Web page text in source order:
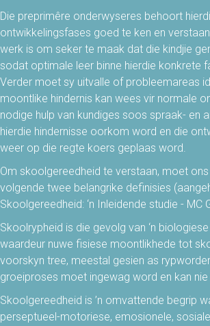
Die preprimêre onderwyseres behoort
ontwikkelingsfases goed te ken en
werk is om seker te maak dat die kindjie
sodat optimale leer binne hierdie konkrete
Verder moet sy uitvalle of probleemareas
moontlike hindernis kan wees vir normale
nodige hulp van kundiges soos spraak- en
hierdie hindernisse oorkom word en die
weer op die regte koers geplaas word.
Om skoolgereedheid te verstaan, moet
volgende twee belangrike definisies
Skoolgereedheid: ‘n Inleidende studie - MC
Skoolrypheid is die gevolg van ‘n
waardeur nuwe fisiese moontlikhede tot
voorskyn tree, meestal gesien as
groeiproses moet ingewag word en kan
Skoolgereedheid is ’n omvattende begrip
perseptueel-motoriese, emosionele,